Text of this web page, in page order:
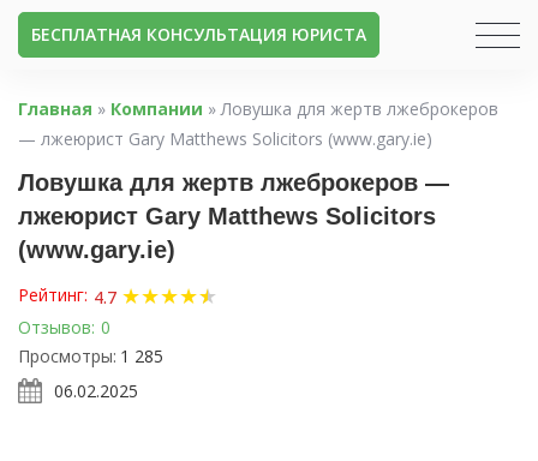
БЕСПЛАТНАЯ КОНСУЛЬТАЦИЯ ЮРИСТА
Главная » Компании »Ловушка для жертв лжеброкеров
— лжеюрист Gary Matthews Solicitors (www.gary.ie)
Ловушка для жертв лжеброкеров —
лжеюрист Gary Matthews Solicitors
(www.gary.ie)
Рейтинг: 4.7 ★★★★★
★
Отзывов: 0
Просмотры: 1 285
06.02.2025